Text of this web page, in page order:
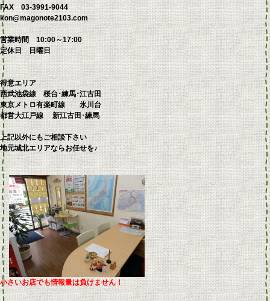
FAX 03-3991-9044
kon@magonote2103.com
営業時間 10:00～17:00
定休日 日曜日
得意エリア
西武池袋線 桜台･練馬･江古田
東京メトロ有楽町線 氷川台
都営大江戸線 新江古田･練馬
上記以外にもご相談下さい
地元城北エリアならお任せを♪
小さいお店でも情報量は負けません！